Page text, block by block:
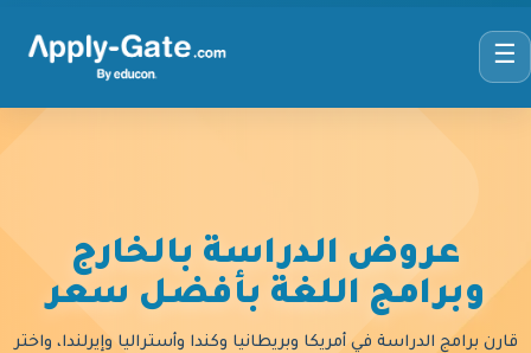
☰
عروض الدراسة بالخارج
وبرامج اللغة بأفضل سعر
قارن برامج الدراسة في أمريكا وبريطانيا وكندا وأستراليا وإيرلندا، واختر